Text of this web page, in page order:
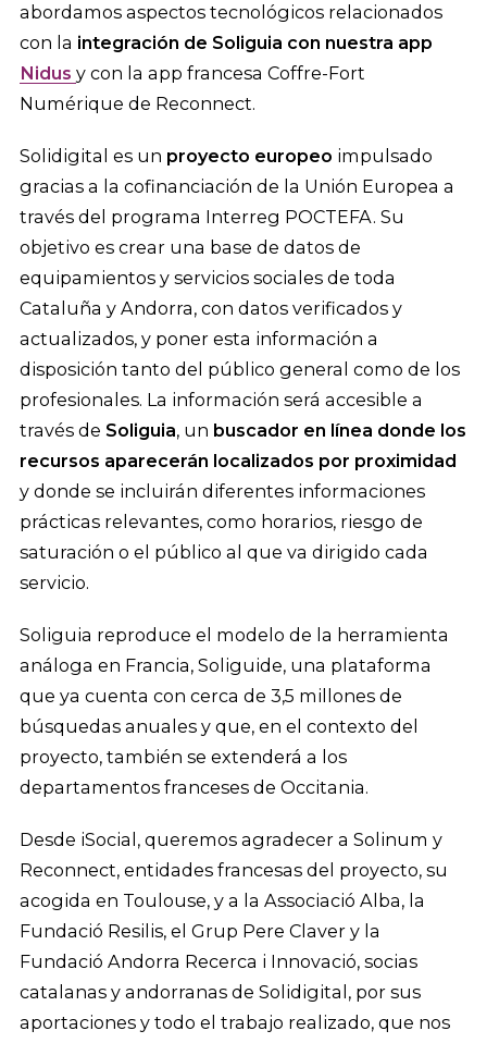
abordamos aspectos tecnológicos relacionados
con la integración de Soliguia con nuestra app
Nidus y con la app francesa Coffre-Fort
Numérique de Reconnect.
Solidigital es un proyecto europeo impulsado
gracias a la cofinanciación de la Unión Europea a
través del programa Interreg POCTEFA. Su
objetivo es crear una base de datos de
equipamientos y servicios sociales de toda
Cataluña y Andorra, con datos verificados y
actualizados, y poner esta información a
disposición tanto del público general como de los
profesionales. La información será accesible a
través de Soliguia, un buscador en línea donde los
recursos aparecerán localizados por proximidad
y donde se incluirán diferentes informaciones
prácticas relevantes, como horarios, riesgo de
saturación o el público al que va dirigido cada
servicio.
Soliguia reproduce el modelo de la herramienta
análoga en Francia, Soliguide, una plataforma
que ya cuenta con cerca de 3,5 millones de
búsquedas anuales y que, en el contexto del
proyecto, también se extenderá a los
departamentos franceses de Occitania.
Desde iSocial, queremos agradecer a Solinum y
Reconnect, entidades francesas del proyecto, su
acogida en Toulouse, y a la Associació Alba, la
Fundació Resilis, el Grup Pere Claver y la
Fundació Andorra Recerca i Innovació, socias
catalanas y andorranas de Solidigital, por sus
aportaciones y todo el trabajo realizado, que nos